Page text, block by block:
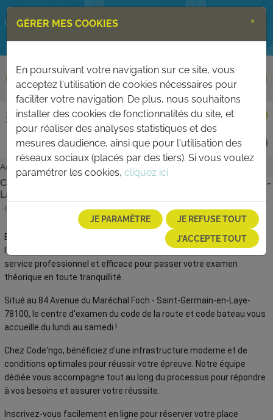
Un service de
Support téléphonique indisponible le
08 août 2026
CONTACT ESPACE PARTICULIERS
ESPACE AUTO-ÉCOLES
PERMIS BATEAU
Accueil Actualités
Code'nGo vous accueille au centre de Saint-Germain-en-
Laye
09/10/2024
Bienvenue chez Code'ngo, votre centre d'examen agréé pour
l'épreuve du code de la route ! Nous mettons à votre disposition un
service professionnel et efficace pour passer votre examen
théorique en toute tranquillité.
Situé au 84 Avenue du Maréchal Foch - Saint-Germain-en-Laye-
78100, le centre d'examen du code de la route et code bateau vous
accueille du lundi au samedi !
Chez Code'ngo, bénéficiez d'une infrastructure moderne et de
conditions optimales pour réussir votre épreuve. Notre équipe
dédiée vous accompagne tout au long du processus pour répondre
à vos besoins et assurer votre réussite.
Inscrivez-vous facilement en ligne pour réserver votre place
GÉRER MES COOKIES ×
En poursuivant votre navigation sur ce site, vous
acceptez l'utilisation de cookies nécessaires pour
faciliter votre navigation. De plus, nous souhaitons
installer des cookies de fonctionnalités du site, et
pour réaliser des analyses statistiques et des
mesures daudience, ainsi que pour l'utilisation des
réseaux sociaux (placés par des tiers). Si vous voulez
paramétrer les cookies, cliquez ici
JE PARAMÈTRE
JE REFUSE TOUT
J'ACCEPTE TOUT